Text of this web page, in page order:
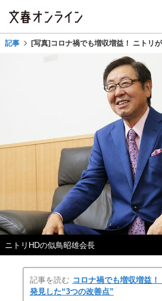
記事 [写真]コロナ禍でも増収増益！ ニトリ
ニトリHDの似鳥昭雄会長
記事を読む コロナ禍でも増収増益
発見した“3つの改善点”